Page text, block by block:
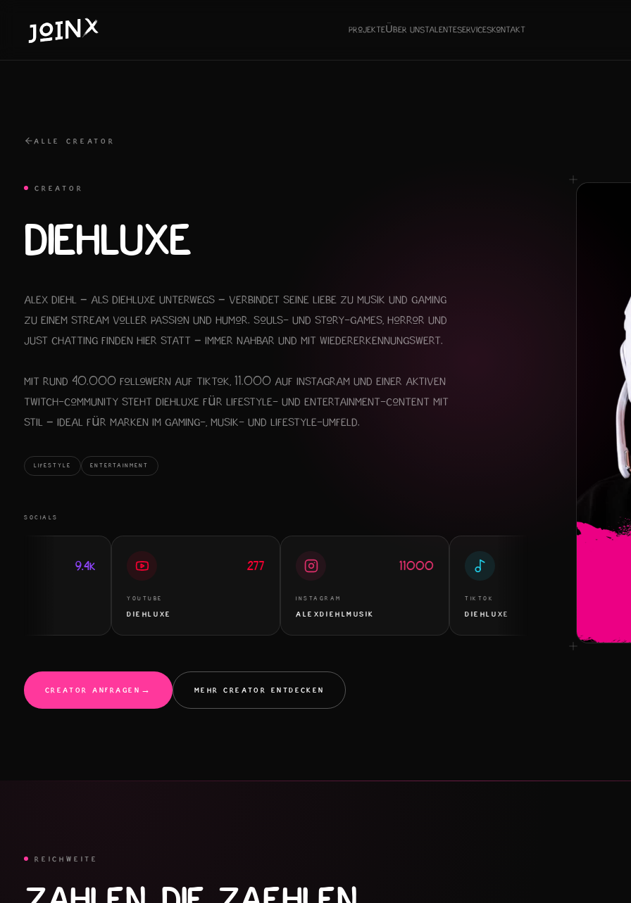
ProjekteÜber unsTalenteServicesKontakt
ALLE CREATOR
CREATOR
DIEHLUXE
Alex Diehl – als Diehluxe unterwegs – verbindet seine Liebe zu Musik und Gaming
zu einem Stream voller Passion und Humor. Souls- und Story-Games, Horror und
Just Chatting finden hier statt – immer nahbar und mit Wiedererkennungswert.
Mit rund 40.000 Followern auf TikTok, 11.000 auf Instagram und einer aktiven
Twitch-Community steht Diehluxe für Lifestyle- und Entertainment-Content mit
Stil – ideal für Marken im Gaming-, Musik- und Lifestyle-Umfeld.
LIFESTYLE ENTERTAINMENT
SOCIALS
YOUTUBE
DIEHLUXE
11000
INSTAGRAM
ALEXDIEHLMUSIK DIEHLUXE
CREATOR ANFRAGEN → MEHR CREATOR ENTDECKEN
REICHWEITE